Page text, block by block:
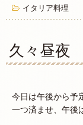
イタリア料理
久々昼夜
今日は午後から予
一つ済ませ、午後